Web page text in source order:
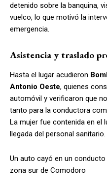
detenido sobre la banquina,
vuelco, lo que motivó la
emergencia.
Asistencia y traslado
Hasta el lugar acudieron
Antonio Oeste, quienes
automóvil y verificaron que
tanto para la conductora
La mujer fue contenida en el
llegada del personal sanitario.
Un auto cayó en un
zona sur de Comodoro